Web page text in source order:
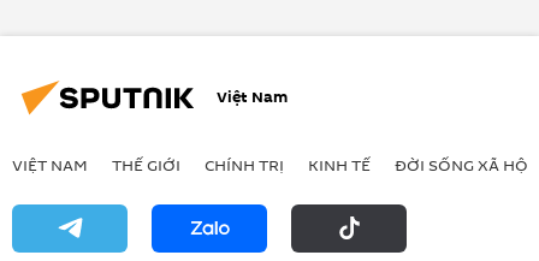
máy bay
phụ tùngViệt Nam
VIỆT NAM THẾ GIỚI CHÍNH TRỊ KINH TẾ ĐỜI SỐNG XÃ HỘI